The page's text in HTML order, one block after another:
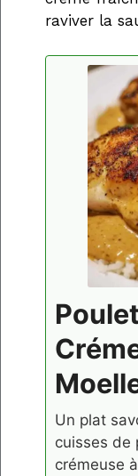
raviver la
Un plat
cuisses de
crémeuse